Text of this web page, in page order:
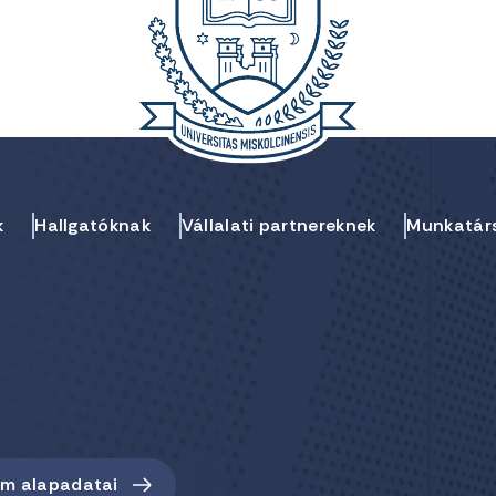
Hallgatóknak Vállalati partnereknek
alapadatai